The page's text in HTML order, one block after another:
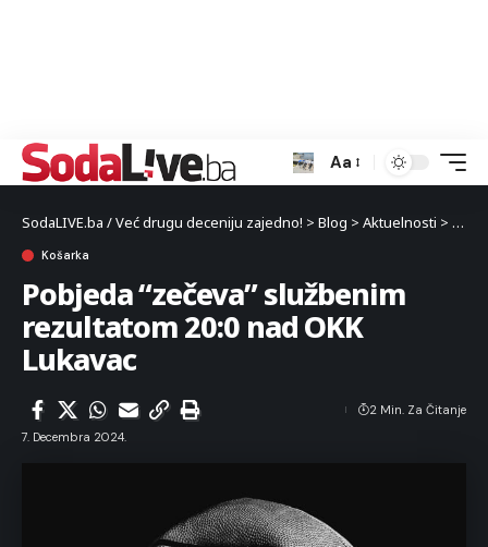
Aa
SodaLIVE.ba / Već drugu deceniju zajedno! > Blog > Aktuelnosti > Sport
Košarka
Pobjeda “zečeva” službenim
rezultatom 20:0 nad OKK
Lukavac
7. Decembra 2024.
2 Min. Za Čitanje